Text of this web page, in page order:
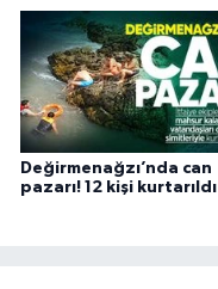
Değirmenağzı’nda can
pazarı! 12 kişi kurtarıldı